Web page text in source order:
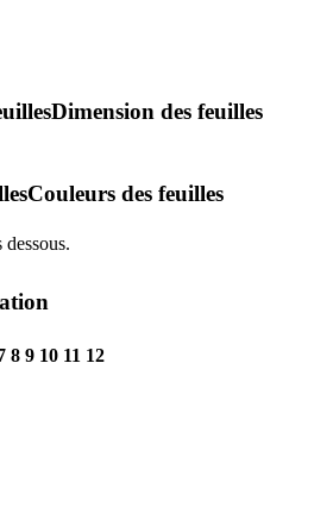
Dimension des feuilles
Couleurs des feuilles
8 9 10 11 12